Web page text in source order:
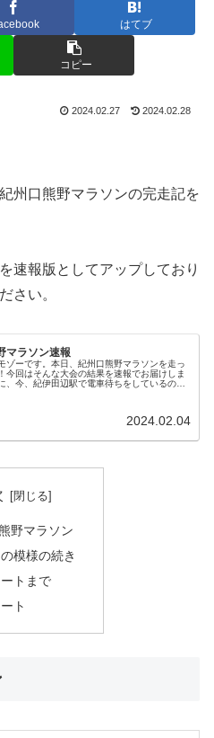
はてブ
コピー
2024.02.27 2024.02.28
州口熊野マラソンの完走記を
速報版としてアップしており
さい。
マラソン速報
ゾーです。本日、紀州口熊野マラソンを走っ
今回はそんな大会の結果を速報でお届けしま
、今、紀伊田辺駅で電車待ちをしているの
2024.02.04
野マラソン
模様の続き
トまで
ト